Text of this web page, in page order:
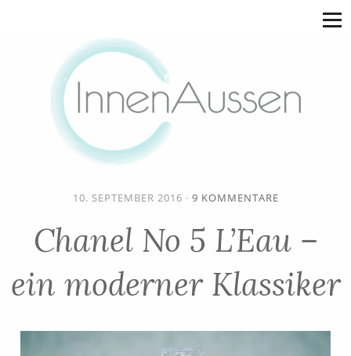
10. SEPTEMBER 2016 · 9 KOMMENTARE
Chanel No 5 L’Eau –
ein moderner Klassiker